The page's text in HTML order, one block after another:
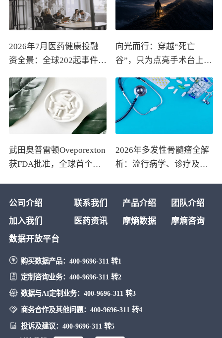
2026年7月医药健康投融
资全景：全球202起事件、
药研发双赛道吸金564亿
向光而行：穿越“死亡
谷”，只为点亮手术台上的
武田奥普雷顿Oveporexton
获FDA批准，全球首个靶
2026年多发性骨髓瘤全解
析：流行病学、诊疗及医
公司介绍 联系我们 产品介绍
团队介绍
加入我们
医药资讯 摩熵数据
摩熵咨询
数据开放平台
购买数据产品： 400-9696-311 转1
定制咨询业务： 400-9696-311 转2
数据与AI定制业务： 400-9696-311 转3
商务合作及其他问题： 400-9696-311 转4
投诉及建议： 400-9696-311 转5